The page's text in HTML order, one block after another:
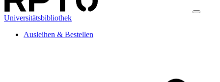
Universitätsbibliothek
Ausleihen & Bestellen